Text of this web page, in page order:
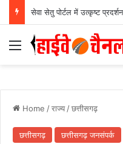
Menu
Home /राज्य /छत्तीसगढ़
छत्तीसगढ़ छत्तीसगढ़ जनसंपर्क